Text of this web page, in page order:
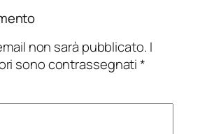
non sarà pubblicato. I
sono contrassegnati*